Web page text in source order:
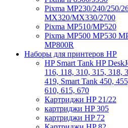
Pixma MP230/240/250/
MX320/MX330/2700
Pixma MP510/MP520
Pixma MP500 MP530
MP800R
Наборы для принтеров HP
HP Smart Tank HP
116, 118, 310, 315, 318,
419, Smart Tank 450,
610, 615, 670
Картриджи HP 21/22
картриджи HP 305
картриджи HP 72